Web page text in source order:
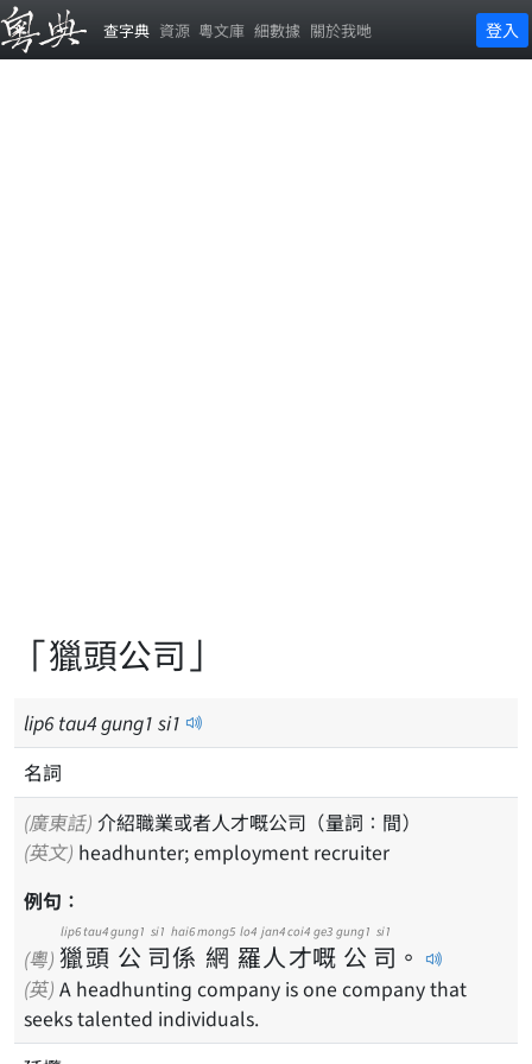
查字典 資源 粵文庫 細數據 關於我哋 登入
「獵頭公司」
lip6tau4gung1 si1
名詞
(廣東話) 介紹職業或者人才嘅公司（量詞：間）
(英文) headhunter; employment recruiter
例句：
(粵) 獵
lip6
頭
tau4
公
gung1
司
si1
係
hai6
網
mong5
羅
lo4
人
jan4
才
coi4
嘅
ge3
公
gung1
司
si1
。
(英) A headhunting company is one company that
seeks talented individuals.